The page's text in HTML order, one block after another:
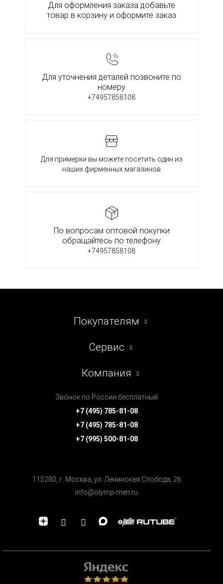
Для оформления заказа добавьте
товар в корзину и оформите заказ
Для уточнения деталей позвоните по
номеру
+74957858108
Для примерки вы можете посетить один из
наших фирменных магазинов
По вопросам оптовой покупки
обращайтесь по телефону
+74957858108
Покупателям
Сервис
Компания
Звонок по России бесплатный
+7 (495) 785-81-08
+7 (495) 785-81-08
+7 (995) 500-81-08
115280, г. Москва, ул. Ленинская Cлобода, 26
info@olymp-men.ru